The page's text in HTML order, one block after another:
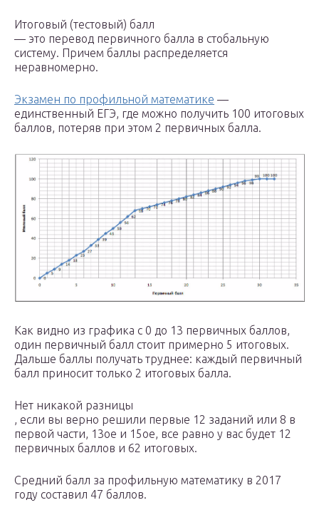
Итоговый (тестовый) балл
— это перевод первичного балла в стобальную
систему. Причем баллы распределяется
неравномерно.
Экзамен по профильной математике —
единственный ЕГЭ, где можно получить 100 итоговых
баллов, потеряв при этом 2 первичных балла.
Как видно из графика с 0 до 13 первичных баллов,
один первичный балл стоит примерно 5 итоговых.
Дальше баллы получать труднее: каждый первичный
балл приносит только 2 итоговых балла.
Нет никакой разницы
, если вы верно решили первые 12 заданий или 8 в
первой части, 13ое и 15ое, все равно у вас будет 12
первичных баллов и 62 итоговых.
Средний балл за профильную математику в 2017
году составил 47 баллов.